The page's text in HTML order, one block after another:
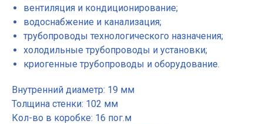
вентиляция и кондиционирование;
водоснабжение и канализация;
трубопроводы технологического назначения;
холодильные трубопроводы и установки;
криогенные трубопроводы и оборудование.
Внутренний диаметр: 19 мм
Толщина стенки: 102 мм
Кол-во в коробке: 16 пог.м